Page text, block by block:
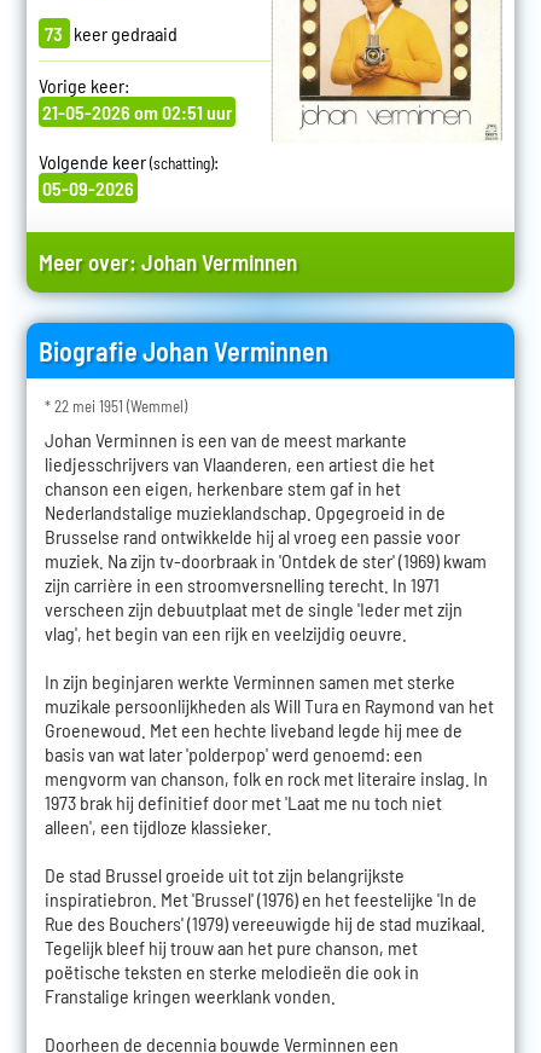
73 keer gedraaid
Vorige keer:
21-05-2026 om 02:51 uur
Volgende keer(schatting):
05-09-2026
Meer over:Johan Verminnen
Biografie Johan Verminnen
* 22 mei 1951 (Wemmel)
Johan Verminnen is een van de meest markante
liedjesschrijvers van Vlaanderen, een artiest die het
chanson een eigen, herkenbare stem gaf in het
Nederlandstalige muzieklandschap. Opgegroeid in de
Brusselse rand ontwikkelde hij al vroeg een passie voor
muziek. Na zijn tv-doorbraak in 'Ontdek de ster' (1969) kwam
zijn carrière in een stroomversnelling terecht. In 1971
verscheen zijn debuutplaat met de single 'Ieder met zijn
vlag', het begin van een rijk en veelzijdig oeuvre.
In zijn beginjaren werkte Verminnen samen met sterke
muzikale persoonlijkheden als Will Tura en Raymond van het
Groenewoud. Met een hechte liveband legde hij mee de
basis van wat later 'polderpop' werd genoemd: een
mengvorm van chanson, folk en rock met literaire inslag. In
1973 brak hij definitief door met 'Laat me nu toch niet
alleen', een tijdloze klassieker.
De stad Brussel groeide uit tot zijn belangrijkste
inspiratiebron. Met 'Brussel' (1976) en het feestelijke 'In de
Rue des Bouchers' (1979) vereeuwigde hij de stad muzikaal.
Tegelijk bleef hij trouw aan het pure chanson, met
poëtische teksten en sterke melodieën die ook in
Franstalige kringen weerklank vonden.
Doorheen de decennia bouwde Verminnen een